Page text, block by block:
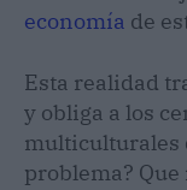
economía de
Esta realidad
y obliga a los
multiculturales
problema?